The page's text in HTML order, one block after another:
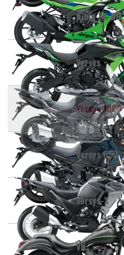
Ninja ZX-6R
Versys
Versys 1000
Versys 650
Versys-X
VN